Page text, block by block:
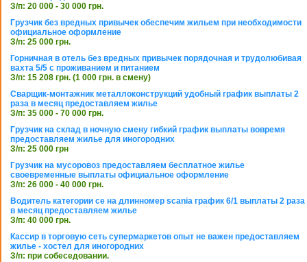
З/п: 20 000 - 30 000 грн.
Грузчик без вредных привычек обеспечим жильем при необходимости
официальное оформление
З/п: 25 000 грн.
Горничная в отель без вредных привычек порядочная и трудолюбивая
вахта 5/5 с проживанием и питанием
З/п: 15 208 грн. (1 000 грн. в смену)
Сварщик-монтажник металлоконструкций удобный график выплаты 2
раза в месяц предоставляем жилье
З/п: 35 000 - 70 000 грн.
Грузчик на склад в ночную смену гибкий график выплаты вовремя
предоставляем жилье для иногородних
З/п: 25 000 грн
Грузчик на мусоровоз предоставляем бесплатное жилье
своевременные выплаты официальное оформление
З/п: 26 000 - 40 000 грн.
Водитель категории се на длинномер scania график 6/1 выплаты 2 раза
в месяц предоставляем жилье
З/п: 40 000 грн.
Кассир в торговую сеть супермаркетов опыт не важен предоставляем
жилье - хостел для иногородних
З/п: при собеседовании.